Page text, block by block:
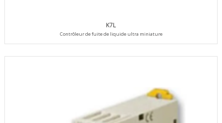
K7L
Contrôleur de fuite de liquide ultra miniature